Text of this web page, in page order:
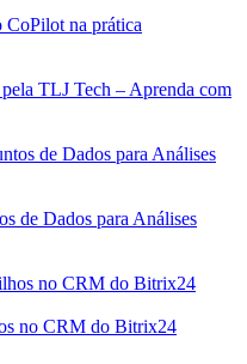
na prática
TLJ Tech – Aprenda com
de Dados para Análises
no CRM do Bitrix24